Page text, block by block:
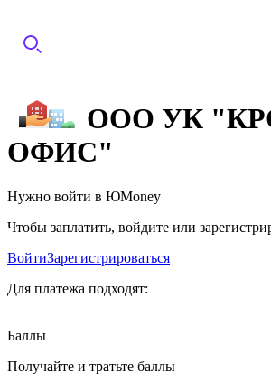
ООО УК
ОФИС"
Нужно войти в ЮMoney
Чтобы заплатить, войдите или
ВойтиЗарегистрироваться
Для платежа подходят:
Баллы
Получайте и тратьте баллы